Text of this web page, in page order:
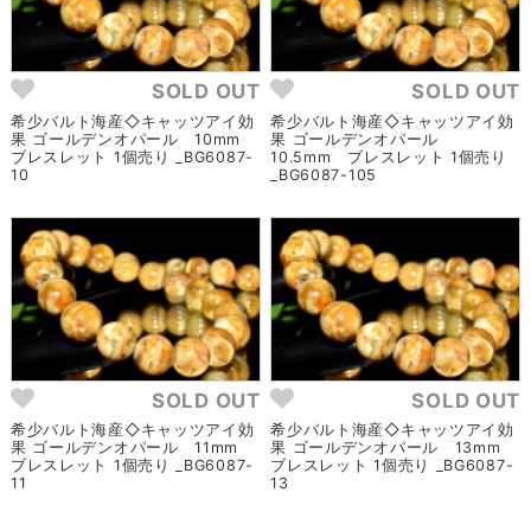
SOLD OUT
希少バルト海産◇キャッツアイ効
果 ゴールデンオパール 10mm
ブレスレット 1個売り _BG6087-
10
SOLD OUT
希少バルト海産◇キャッツアイ効
果 ゴールデンオパール
10.5mm ブレスレット 1個売り
_BG6087-105
SOLD OUT
希少バルト海産◇キャッツアイ効
果 ゴールデンオパール 11mm
ブレスレット 1個売り _BG6087-
11
SOLD OUT
希少バルト海産◇キャッツアイ効
果 ゴールデンオパール 13mm
ブレスレット 1個売り _BG6087-
13